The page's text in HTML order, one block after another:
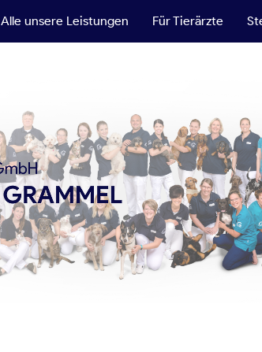
Alle unsere Leistungen Für Tierärzte